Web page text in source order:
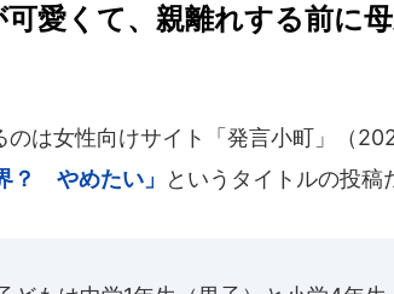
可愛くて、親離れする前に
は女性向けサイト「発言小町」（
？ やめたい」
というタイトルの投稿